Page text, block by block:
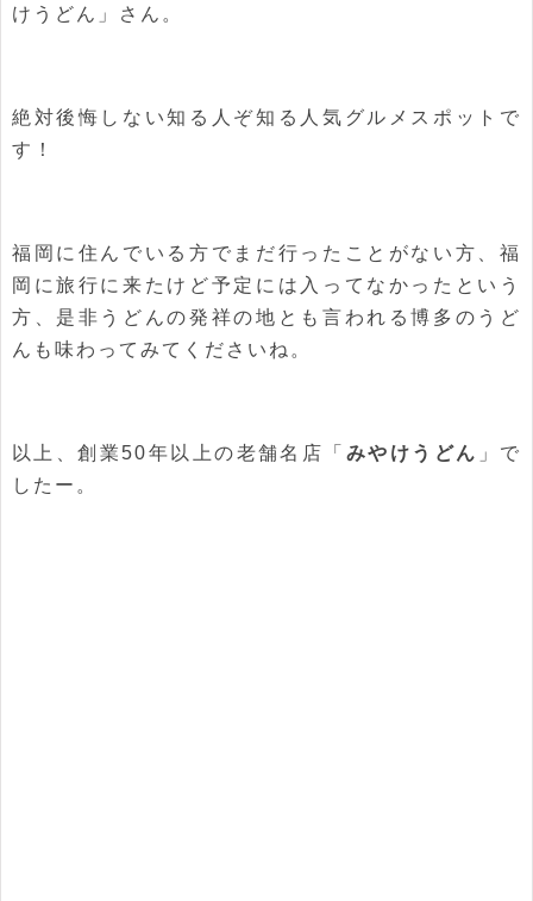
けうどん」さん。
絶対後悔しない知る人ぞ知る人気グルメスポットで
す！
福岡に住んでいる方でまだ行ったことがない方、福
岡に旅行に来たけど予定には入ってなかったという
方、是非うどんの発祥の地とも言われる博多のうど
んも味わってみてくださいね。
以上、創業50年以上の老舗名店「 みやけうどん 」で
したー。